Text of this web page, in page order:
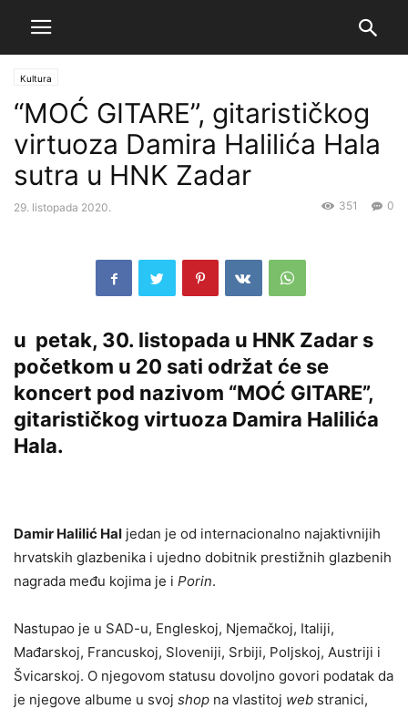
Kultura
“MOĆ GITARE”, gitarističkog
virtuoza Damira Halilića Hala
sutra u HNK Zadar
29. listopada 2020. 0
351
u petak, 30. listopada u HNK Zadar s
početkom u 20 sati održat će se
koncert pod nazivom “MOĆ GITARE”,
gitarističkog virtuoza Damira Halilića
Hala.
Damir Halilić Hal jedan je od internacionalno najaktivnijih
hrvatskih glazbenika i ujedno dobitnik prestižnih glazbenih
nagrada među kojima je i Porin.
Nastupao je u SAD-u, Engleskoj, Njemačkoj, Italiji,
Mađarskoj, Francuskoj, Sloveniji, Srbiji, Poljskoj, Austriji i
Švicarskoj. O njegovom statusu dovoljno govori podatak da
je njegove albume u svoj shop na vlastitoj web stranici,